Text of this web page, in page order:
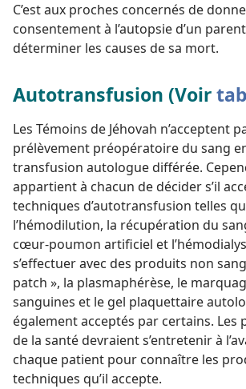
C’est aux proches concernés de
consentement à l’autopsie d’un
déterminer les causes de sa mort.
Autotransfusion (Voir
Les Témoins de Jéhovah n’acceptent
prélèvement préopératoire du sang
transfusion autologue différée.
appartient à chacun de décider s’il
techniques d’autotransfusion telles
l’hémodilution, la récupération du
cœur-poumon artificiel et
s’effectuer avec des produits non
patch », la plasmaphérèse, le
sanguines et le gel plaquettaire
également acceptés par certains. Les
de la santé devraient s’entretenir à
chaque patient pour connaître les
techniques qu’il accepte.